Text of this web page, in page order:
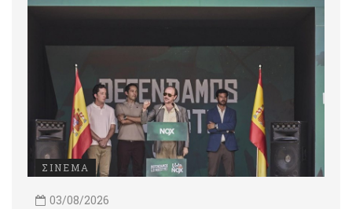
ΣΙΝΕΜΑ
03/08/2026